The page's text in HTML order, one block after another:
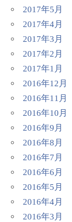
2017年5月
2017年4月
2017年3月
2017年2月
2017年1月
2016年12月
2016年11月
2016年10月
2016年9月
2016年8月
2016年7月
2016年6月
2016年5月
2016年4月
2016年3月